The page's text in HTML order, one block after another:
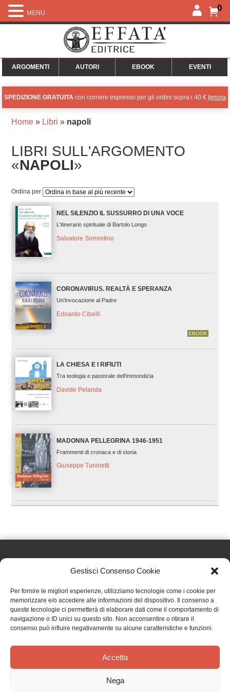
Gestisci Consenso Cookie
Per fornire le migliori esperienze, utilizziamo tecnologie come i cookie per
memorizzare e/o accedere alle informazioni del dispositivo. Il consenso a
queste tecnologie ci permetterà di elaborare dati come il comportamento di
navigazione o ID unici su questo sito. Non acconsentire o ritirare il
consenso può influire negativamente su alcune caratteristiche e funzioni.
Accetta
Nega
0
ARGOMENTI AUTORI EBOOK EVENTI
SPEDIZIONE GRATUITA con corriere espresso per gli ordini sopra i 40 € Ignora
Home» Libri » napoli
LIBRI SULL'ARGOMENTO
«NAPOLI»
Ordina per
NEL SILENZIO IL SUSSURRO DI UNA VOCE
L'itinerario spirituale di Bartolo Longo
Salvatore Sorrentino
CORONAVIRUS. REALTÀ E SPERANZA
Un'invocazione al Padre
Edoardo Cibelli
EBOOK
LA CHIESA E I RIFIUTI
Tra teologia e pastorale dell’immondizia
Davide Pelanda
MADONNA PELLEGRINA 1946-1951
Frammenti di cronaca e di storia
Giuseppe Tuninetti
Effatà Editrice di Pellegrino Paolo SAS
C.F. e P.IVA 09655250018
Via Tre Denti, 1 - 10060 Cantalupa (TO)
Telefono: (+39) 0121 353452 - Fax: (+39) 0121 353839
TERMINI E CONDIZIONI
MENU